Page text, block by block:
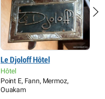
Le Djoloff Hôtel
Hôtel
Point E, Fann, Mermoz,
Ouakam